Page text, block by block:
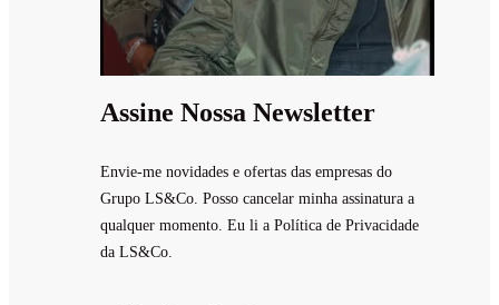
Assine Nossa Newsletter
Envie-me novidades e ofertas das empresas do
Grupo LS&Co. Posso cancelar minha assinatura a
qualquer momento. Eu li a Política de Privacidade
da LS&Co.